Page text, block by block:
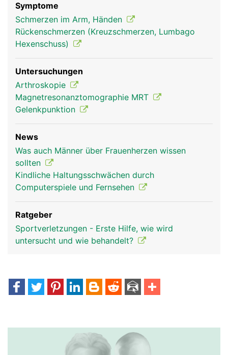
Symptome
Schmerzen im Arm, Händen
Rückenschmerzen (Kreuzschmerzen, Lumbago
Hexenschuss)
Untersuchungen
Arthroskopie
Magnetresonanztomographie MRT
Gelenkpunktion
News
Was auch Männer über Frauenherzen wissen
sollten
Kindliche Haltungsschwächen durch
Computerspiele und Fernsehen
Ratgeber
Sportverletzungen - Erste Hilfe, wie wird
untersucht und wie behandelt?